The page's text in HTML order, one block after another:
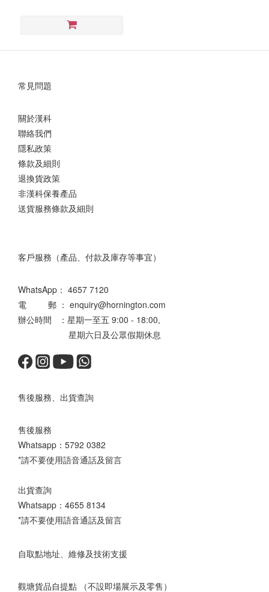
11 PRO (NB-TAB4A9A/NB-
PCNB)
常見問題
關於漢科
聯絡我們
隱私政策
條款及細則
退換貨政策
非漢科保養產品
送貨服務條款及細則
客戶服務（產品、付款及庫存等事宜）
WhatsApp： 4657 7120
電 郵 ： enquiry@hornington.com
辦公時間 ：星期一至五 9:00 - 18:00,
星期六日及公眾假期休息
售後服務、出貨查詢
售後服務
Whatsapp： 5792 0382
*請不要使用語音通話及留言
出貨查詢
Whatsapp： 4655 8134
*請不要使用語音通話及留言
自取點地址、維修及技術支援
觀塘貨品自提點 （不設即場展示及零售）